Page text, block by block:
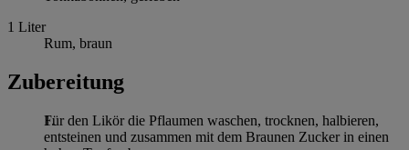
1 Liter
Rum, braun
Zubereitung
Für den Likör die Pflaumen waschen, trocknen, halbieren,
entsteinen und zusammen mit dem Braunen Zucker in einen